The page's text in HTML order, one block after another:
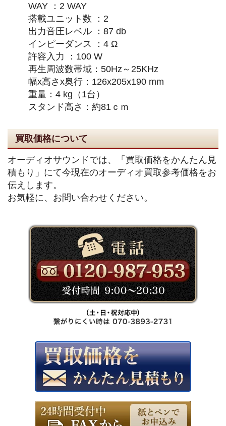
WAY ：2 WAY
搭載ユニット数 ：2
出力音圧レベル ：87 db
インピーダンス ：4 Ω
許容入力 ：100 W
再生周波数帯域：50Hz～25KHz
幅x高さx奥行：126x205x190 mm
重量：4 kg（1台）
スタンド高さ：約81ｃｍ
買取価格について
オーディオサウンドでは、「買取価格をかんたん見
積もり」にて今現在のオーディオ買取参考価格をお
伝えします。
お気軽に、お問い合わせください。